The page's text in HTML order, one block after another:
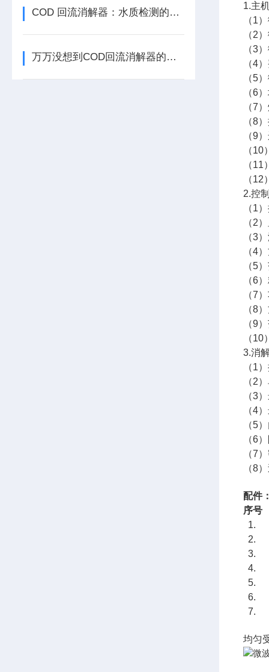
COD 回流消解器：水质检测的智慧中枢
万万没想到COD回流消解器的特点那么多，你知道多少呢？
1.主
（1
（2
（3
（4
（5
（6
（7
（8
（9
（
（
（
2.控
（1
（2
（3
（4
（5
（6
（7
（8
（9
（
3.消
（1
（2
（3
（4
（5
（6
（7
（8
配件
序
1.
2.
3.
4.
5.
6.
7.
均匀